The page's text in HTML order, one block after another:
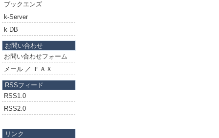
ブックエンズ
k-Server
k-DB
お問い合わせ
お問い合わせフォーム
メール ／ ＦＡＸ
RSSフィード
RSS1.0
RSS2.0
リンク